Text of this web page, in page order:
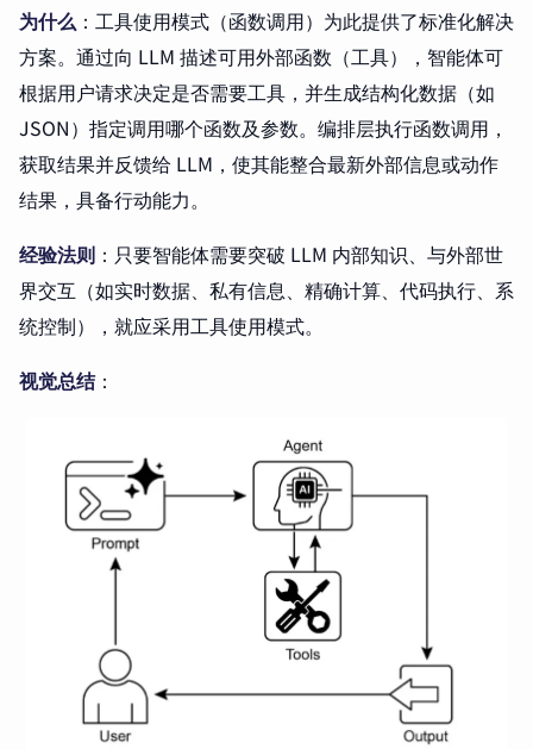
为什么 ：工具使用模式（函数调用）为此提供了标准化解决
方案。通过向 LLM 描述可用外部函数（工具），智能体可
根据用户请求决定是否需要工具，并生成结构化数据（如
JSON）指定调用哪个函数及参数。编排层执行函数调用，
获取结果并反馈给 LLM，使其能整合最新外部信息或动作
结果，具备行动能力。
经验法则 ：只要智能体需要突破 LLM 内部知识、与外部世
界交互（如实时数据、私有信息、精确计算、代码执行、系
统控制），就应采用工具使用模式。
视觉总结：